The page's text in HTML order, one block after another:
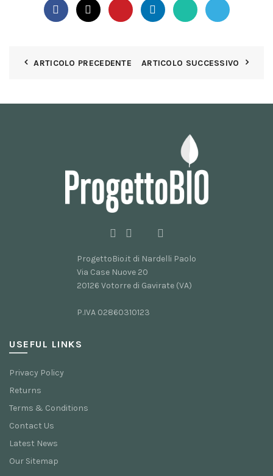
ARTICOLO PRECEDENTE ARTICOLO SUCCESSIVO
ProgettoBio.it di Nardelli Paolo
Via Case Nuove 20
20126 Votorre di Gavirate (VA)
P.IVA 02860310123
USEFUL LINKS
Privacy Policy
Returns
Terms & Conditions
Contact Us
Latest News
Our Sitemap